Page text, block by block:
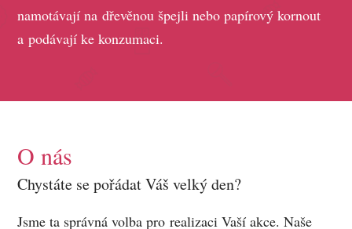
namotávají na dřevěnou špejli nebo papírový kornout
a podávají ke konzumaci.
O nás
Chystáte se pořádat Váš velký den?
Jsme ta správná volba pro realizaci Vaší akce. Naše